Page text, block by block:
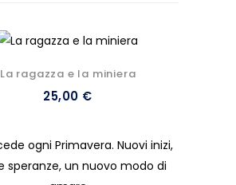
La ragazza e la miniera
25,00 €